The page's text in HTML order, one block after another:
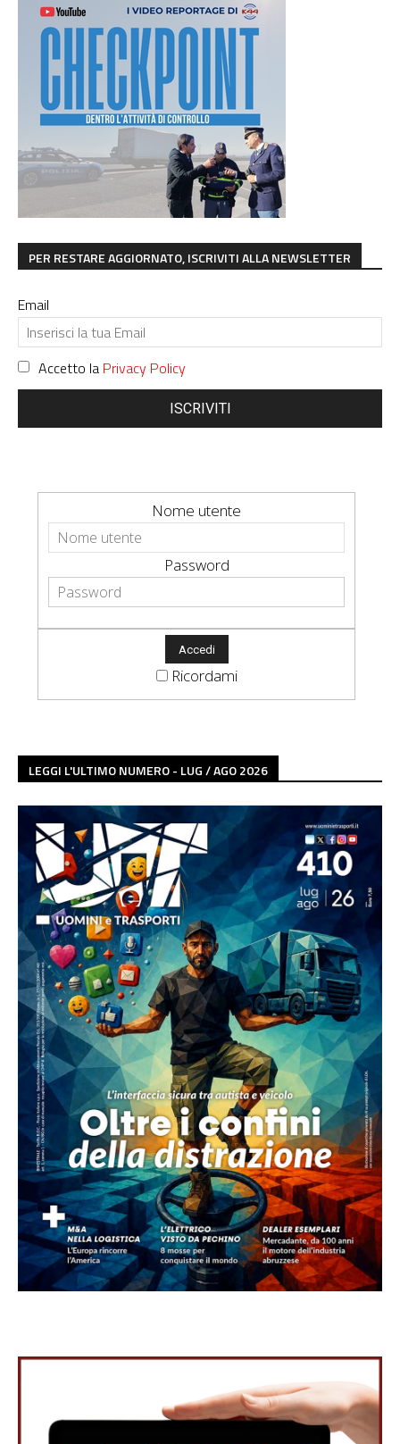
PER RESTARE AGGIORNATO, ISCRIVITI ALLA NEWSLETTER
Email
Accetto la Privacy Policy
ISCRIVITI
Nome utente
Password
Ricordami
LEGGI L'ULTIMO NUMERO - LUG / AGO 2026